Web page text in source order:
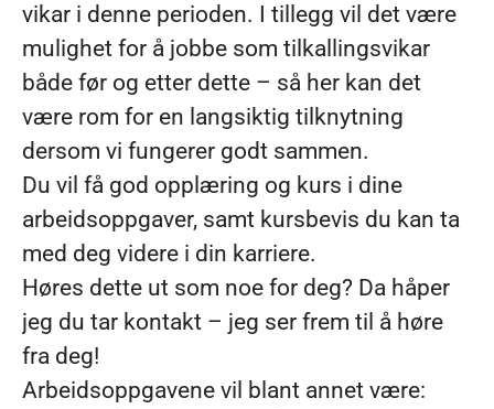
vikar i denne perioden. I tillegg vil det være
mulighet for å jobbe som tilkallingsvikar
både før og etter dette – så her kan det
være rom for en langsiktig tilknytning
dersom vi fungerer godt sammen.
Du vil få god opplæring og kurs i dine
arbeidsoppgaver, samt kursbevis du kan ta
med deg videre i din karriere.
Høres dette ut som noe for deg? Da håper
jeg du tar kontakt – jeg ser frem til å høre
fra deg!
Arbeidsoppgavene vil blant annet være: